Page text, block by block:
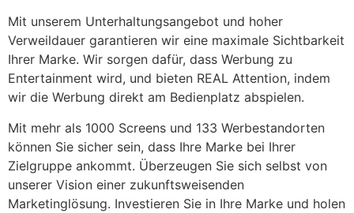
Mit unserem Unterhaltungsangebot und hoher
Verweildauer garantieren wir eine maximale Sichtbarkeit
Ihrer Marke. Wir sorgen dafür, dass Werbung zu
Entertainment wird, und bieten REAL Attention, indem
wir die Werbung direkt am Bedienplatz abspielen.
Mit mehr als 1000 Screens und 133 Werbestandorten
können Sie sicher sein, dass Ihre Marke bei Ihrer
Zielgruppe ankommt. Überzeugen Sie sich selbst von
unserer Vision einer zukunftsweisenden
Marketinglösung. Investieren Sie in Ihre Marke und holen